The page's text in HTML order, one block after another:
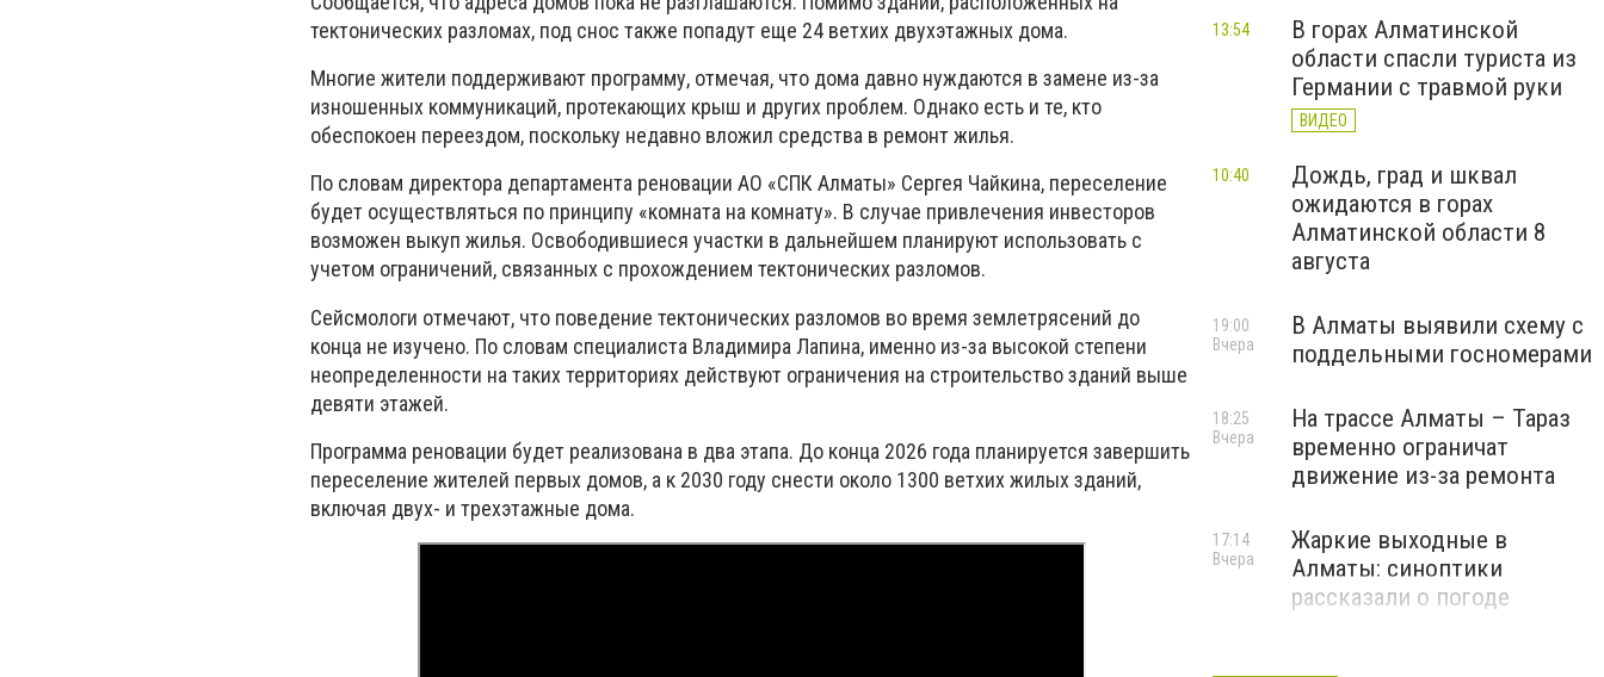
тектонических разломах, под снос также попадут еще 24 ветхих двухэтажных дома.
Многие жители поддерживают программу, отмечая, что дома давно нуждаются в замене из-за
изношенных коммуникаций, протекающих крыш и других проблем. Однако есть и те, кто
обеспокоен переездом, поскольку недавно вложил средства в ремонт жилья.
По словам директора департамента реновации АО «СПК Алматы» Сергея Чайкина, переселение
будет осуществляться по принципу «комната на комнату». В случае привлечения инвесторов
возможен выкуп жилья. Освободившиеся участки в дальнейшем планируют использовать с
учетом ограничений, связанных с прохождением тектонических разломов.
Сейсмологи отмечают, что поведение тектонических разломов во время землетрясений до
конца не изучено. По словам специалиста Владимира Лапина, именно из-за высокой степени
неопределенности на таких территориях действуют ограничения на строительство зданий выше
девяти этажей.
Программа реновации будет реализована в два этапа. До конца 2026 года планируется завершить
переселение жителей первых домов, а к 2030 году снести около 1300 ветхих жилых зданий,
включая двух- и трехэтажные дома.
В горах Алматинской
области спасли туриста из
Германии с травмой руки
ВИДЕО
13:54
Дождь, град и шквал
ожидаются в горах
Алматинской области 8
августа
10:40
В Алматы выявили схему с
поддельными госномерами
19:00
Вчера
На трассе Алматы – Тараз
временно ограничат
движение из-за ремонта
18:25
Вчера
Жаркие выходные в
Алматы: синоптики
рассказали о погоде
17:14
Вчера